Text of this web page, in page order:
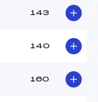
143
140
160